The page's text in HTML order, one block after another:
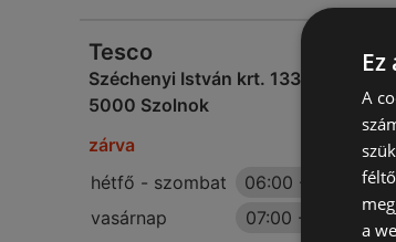
Tesco
Széchenyi István krt. 133. 133rd
5000 Szolnok
zárva
hétfő - szombat
06:00 -
vasárnap
07:00 -
A
a